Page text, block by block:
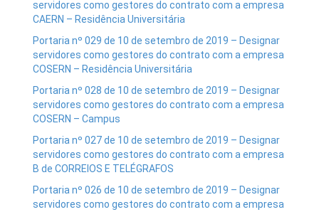
servidores como gestores do contrato com a empresa
CAERN – Residência Universitária
Portaria nº 029 de 10 de setembro de 2019 – Designar
servidores como gestores do contrato com a empresa
COSERN – Residência Universitária
Portaria nº 028 de 10 de setembro de 2019 – Designar
servidores como gestores do contrato com a empresa
COSERN – Campus
Portaria nº 027 de 10 de setembro de 2019 – Designar
servidores como gestores do contrato com a empresa
B de CORREIOS E TELÉGRAFOS
Portaria nº 026 de 10 de setembro de 2019 – Designar
servidores como gestores do contrato com a empresa